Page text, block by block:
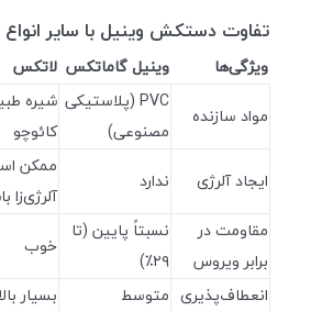
تفاوت دستکش وینیل با سایر
ویژگی‌ها وینیل گاماتکس لاتکس
مواد سازنده
PVC (پلاستیکی
مصنوعی)
شیره
کائوچو
ایجاد آلرژی
ندارد
ممکن
آلرژی‌زا
مقاومت در
برابر ویروس
نسبتاً پایین (تا
۲۹٪)
خوب
انعطاف‌پذیری متوسط بسیار بالا